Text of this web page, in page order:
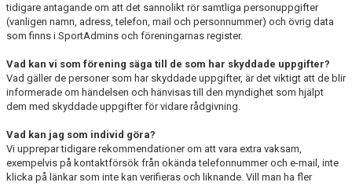
tidigare antagande om att det sannolikt rör samtliga personuppgifter
(vanligen namn, adress, telefon, mail och personnummer) och övrig data
som finns i SportAdmins och föreningarnas register.
Vad kan vi som förening säga till de som har skyddade uppgifter?
Vad gäller de personer som har skyddade uppgifter, är det viktigt att de blir
informerade om händelsen och hänvisas till den myndighet som hjälpt
dem med skyddade uppgifter för vidare rådgivning.
Vad kan jag som individ göra?
Vi upprepar tidigare rekommendationer om att vara extra vaksam,
exempelvis på kontaktförsök från okända telefonnummer och e-mail, inte
klicka på länkar som inte kan verifieras och liknande. Vill man ha fler